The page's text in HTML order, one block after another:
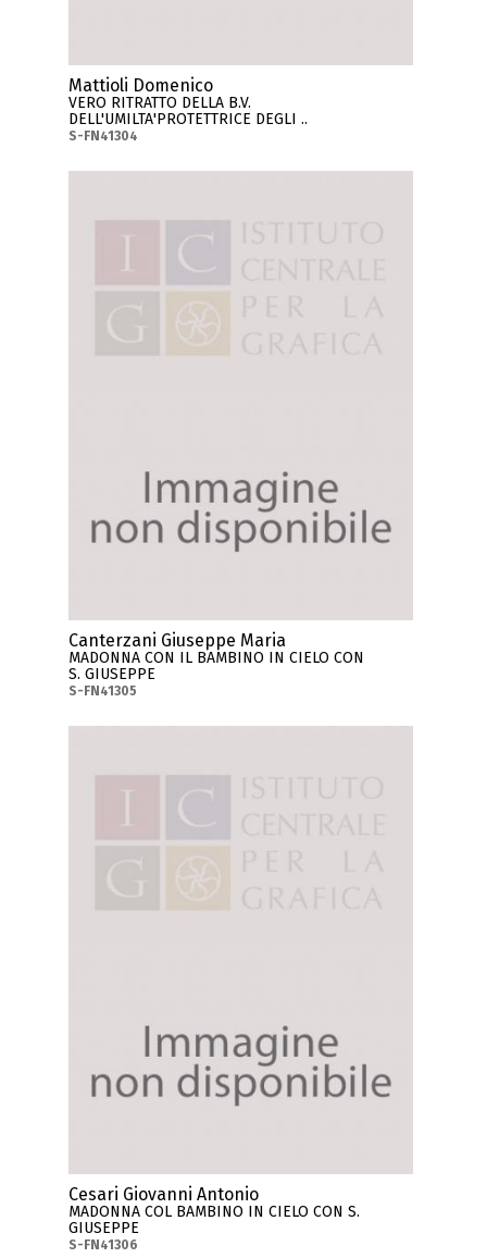
Mattioli Domenico
VERO RITRATTO DELLA B.V.
DELL'UMILTA'PROTETTRICE DEGLI ..
S-FN41304
Canterzani Giuseppe Maria
MADONNA CON IL BAMBINO IN CIELO CON
S. GIUSEPPE
S-FN41305
Cesari Giovanni Antonio
MADONNA COL BAMBINO IN CIELO CON S.
GIUSEPPE
S-FN41306